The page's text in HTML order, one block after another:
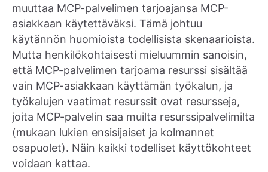
muuttaa MCP-palvelimen tarjoajansa MCP-
asiakkaan käytettäväksi. Tämä johtuu
käytännön huomioista todellisista skenaarioista.
Mutta henkilökohtaisesti mieluummin sanoisin,
että MCP-palvelimen tarjoama resurssi sisältää
vain MCP-asiakkaan käyttämän työkalun, ja
työkalujen vaatimat resurssit ovat resursseja,
joita MCP-palvelin saa muilta resurssipalvelimilta
(mukaan lukien ensisijaiset ja kolmannet
osapuolet). Näin kaikki todelliset käyttökohteet
voidaan kattaa.